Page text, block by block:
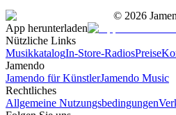
© 2026
App herunterladen
Nützliche Links
MusikkatalogIn-Store-RadiosPreise
Jamendo
Jamendo für KünstlerJamendo Music
Rechtliches
Allgemeine Nutzungsbedingungen